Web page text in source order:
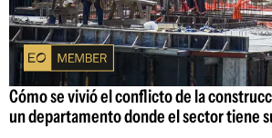
Cómo se vivió el conflicto de la
un departamento donde el sector tiene